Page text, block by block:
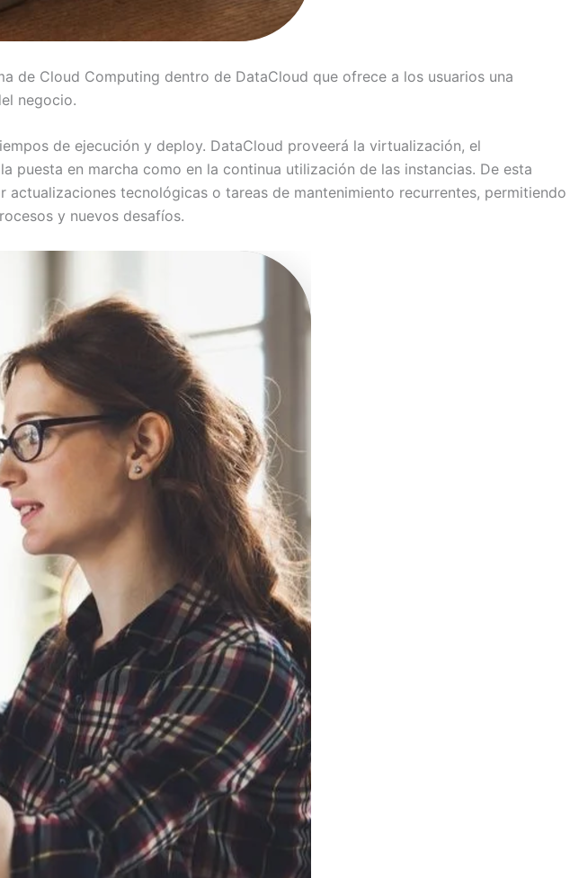
de Cloud Computing dentro de DataCloud que ofrece a los usuarios una
negocio.
de ejecución y deploy. DataCloud proveerá la virtualización, el
en marcha como en la continua utilización de las instancias. De esta
tecnológicas o tareas de mantenimiento recurrentes, permitiendo
y nuevos desafíos.